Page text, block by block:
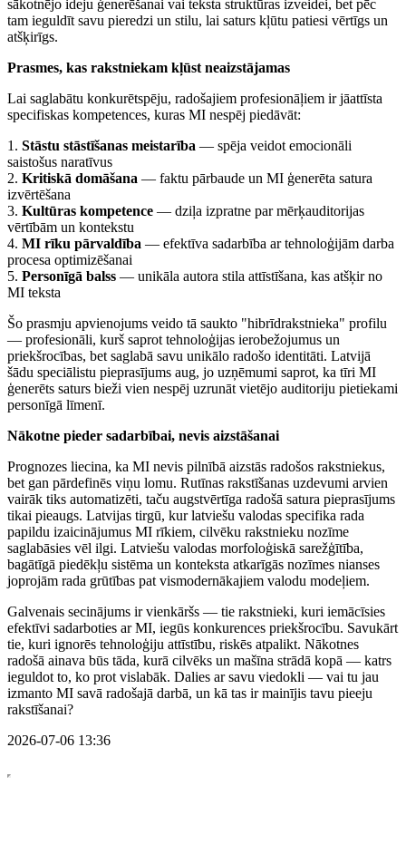
sākotnējo ideju ģenerēšanai vai teksta struktūras izveidei, bet pēc
tam ieguldīt savu pieredzi un stilu, lai saturs kļūtu patiesi vērtīgs un
atšķirīgs.
Prasmes, kas rakstniekam kļūst neaizstājamas
Lai saglabātu konkurētspēju, radošajiem profesionāļiem ir jāattīsta
specifiskas kompetences, kuras MI nespēj piedāvāt:
1. Stāstu stāstīšanas meistarība — spēja veidot emocionāli
saistošus naratīvus
2. Kritiskā domāšana — faktu pārbaude un MI ģenerēta satura
izvērtēšana
3. Kultūras kompetence — dziļa izpratne par mērķauditorijas
vērtībām un kontekstu
4. MI rīku pārvaldība — efektīva sadarbība ar tehnoloģijām darba
procesa optimizēšanai
5. Personīgā balss — unikāla autora stila attīstīšana, kas atšķir no
MI teksta
Šo prasmju apvienojums veido tā saukto "hibrīdrakstnieka" profilu
— profesionāli, kurš saprot tehnoloģijas ierobežojumus un
priekšrocības, bet saglabā savu unikālo radošo identitāti. Latvijā
šādu speciālistu pieprasījums aug, jo uzņēmumi saprot, ka tīri MI
ģenerēts saturs bieži vien nespēj uzrunāt vietējo auditoriju pietiekami
personīgā līmenī.
Nākotne pieder sadarbībai, nevis aizstāšanai
Prognozes liecina, ka MI nevis pilnībā aizstās radošos rakstniekus,
bet gan pārdefinēs viņu lomu. Rutīnas rakstīšanas uzdevumi arvien
vairāk tiks automatizēti, taču augstvērtīga radošā satura pieprasījums
tikai pieaugs. Latvijas tirgū, kur latviešu valodas specifika rada
papildu izaicinājumus MI rīkiem, cilvēku rakstnieku nozīme
saglabāsies vēl ilgi. Latviešu valodas morfoloģiskā sarežģītība,
bagātīgā piedēkļu sistēma un konteksta atkarīgās nozīmes nianses
joprojām rada grūtības pat vismodernākajiem valodu modeļiem.
Galvenais secinājums ir vienkāršs — tie rakstnieki, kuri iemācīsies
efektīvi sadarboties ar MI, iegūs konkurences priekšrocību. Savukārt
tie, kuri ignorēs tehnoloģiju attīstību, riskēs atpalikt. Nākotnes
radošā ainava būs tāda, kurā cilvēks un mašīna strādā kopā — katrs
ieguldot to, ko prot vislabāk. Dalies ar savu viedokli — vai tu jau
izmanto MI savā radošajā darbā, un kā tas ir mainījis tavu pieeju
rakstīšanai?
2026-07-06 13:36